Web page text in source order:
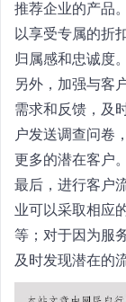
推荐企业的产品
以享受专属的折
归属感和忠诚度。
另外，加强与客
需求和反馈，及
户发送调查问卷
更多的潜在客户。
最后，进行客户
业可以采取相应
等；对于因为服
及时发现潜在的